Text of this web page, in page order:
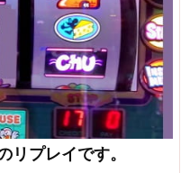
リプレイです。